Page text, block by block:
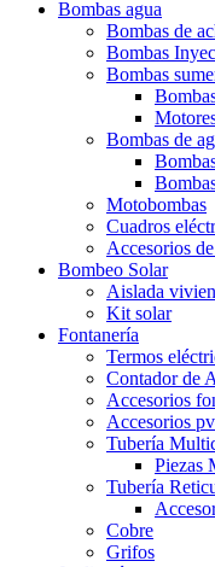
Bombas agua
Bombas de
Bombas
Bombas
Bombas de
Motobombas
Cuadros
Accesorios
Bombeo Solar
Aislada
Kit solar
Fontanería
Termos
Contador de
Accesorios
Accesorios
Tubería
Piezas
Tubería
Cobre
Grifos